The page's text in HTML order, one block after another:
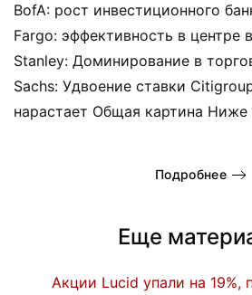
BofA: рост инвестиционного
Fargo: эффективность в центре
Stanley: Доминирование в
Sachs: Удвоение ставки
нарастает Общая картина Ниже
Подробнее
Еще
Акции Lucid упали на 19%,